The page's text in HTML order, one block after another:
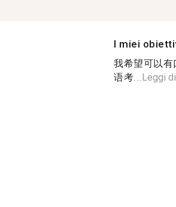
I miei
我希望可以
语考... Leggi